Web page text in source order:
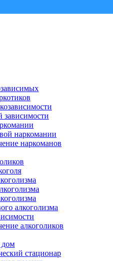
зависимости
наркомании
наркоманов
алкоголизма
алкоголиков
дом
стационар